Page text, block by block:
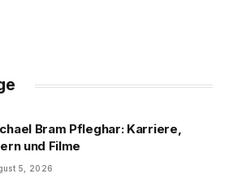
Bram Pfleghar: Karriere,
und Filme
5, 2026